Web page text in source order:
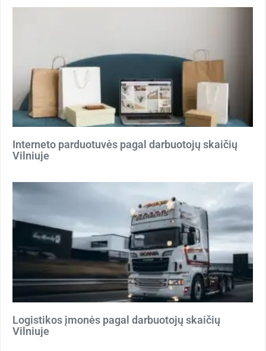
Interneto parduotuvės pagal darbuotojų skaičių
Vilniuje
Logistikos įmonės pagal darbuotojų skaičių
Vilniuje